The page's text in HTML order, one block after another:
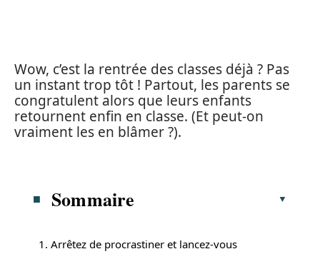
Wow, c’est la rentrée des classes déjà ? Pas
un instant trop tôt ! Partout, les parents se
congratulent alors que leurs enfants
retournent enfin en classe. (Et peut-on
vraiment les en blâmer ?).
Sommaire
1. Arrêtez de procrastiner et lancez-vous